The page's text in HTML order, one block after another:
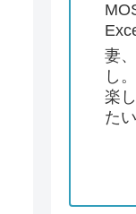
妻
し。
楽
た